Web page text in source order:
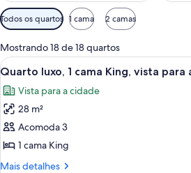
Filtros
disponíveis
para
os
quartos
Todos os quartos 1 cama 2 camas
Mostrando 18 de 18 quartos
Carrega
todas
as
fotos
de
Quarto
luxo,
6
Quarto luxo, 1 cama King, vista para
Vista para a cidade
28 m²
Acomoda 3
1 cama King
Mais detalhes
Mais